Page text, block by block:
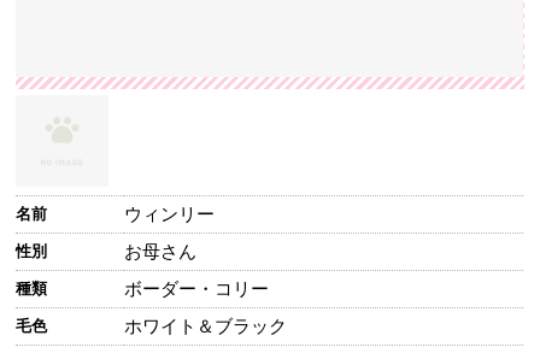
名前 ウィンリー
性別 お母さん
種類 ボーダー・コリー
毛色 ホワイト＆ブラック